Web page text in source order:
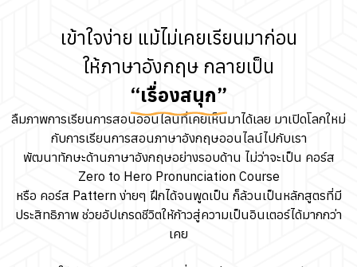
เข้าใจง่าย แม้ไม่เคยเรียนมาก่อน
ให้ภาษาอังกฤษ กลายเป็น
“เรื่องสนุก”
ลืมภาพการเรียนการสอนออนไลน์ที่เคยเห็นมาได้เลย มาเปิดโลกใหม่
กับการเรียนการสอนภาษาอังกฤษออนไลน์ไปกับเรา
พัฒนาทักษะด้านภาษาอังกฤษอย่างรอบด้าน ไม่ว่าจะเป็น คอร์ส
Zero to Hero Pronunciation Course
หรือ คอร์ส Pattern ง่ายๆ ฝึกได้จนพูดเป็น ก็ล้วนเป็นหลักสูตรที่มี
ประสิทธิภาพ ช่วยอัปเกรดชีวิตให้ก้าวสู่ความเป็นอินเตอร์ได้มากกว่า
เคย